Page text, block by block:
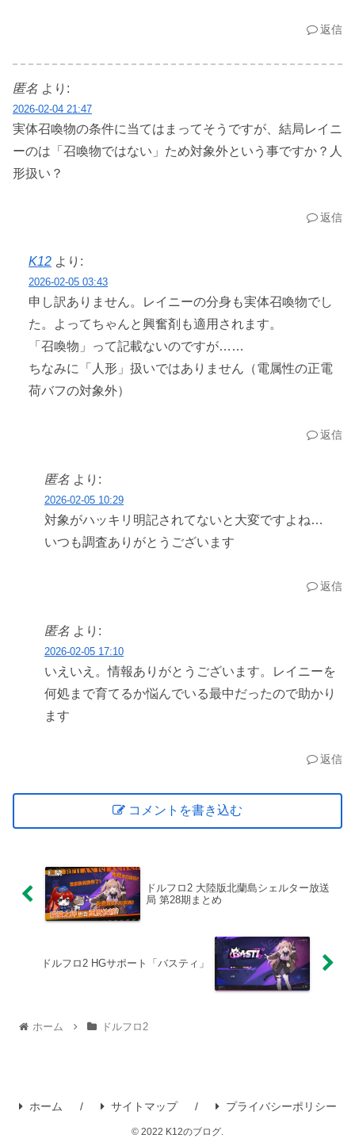
返信
匿名 より:
2026-02-04 21:47
実体召喚物の条件に当てはまってそうですが、結局レイニ
ーのは「召喚物ではない」ため対象外という事ですか？人
形扱い？
返信
K12 より:
2026-02-05 03:43
申し訳ありません。レイニーの分身も実体召喚物でし
た。よってちゃんと興奮剤も適用されます。
「召喚物」って記載ないのですが……
ちなみに「人形」扱いではありません（電属性の正電
荷バフの対象外）
返信
匿名 より:
2026-02-05 10:29
対象がハッキリ明記されてないと大変ですよね…
いつも調査ありがとうございます
返信
匿名 より:
2026-02-05 17:10
いえいえ。情報ありがとうございます。レイニーを
何処まで育てるか悩んでいる最中だったので助かり
ます
返信
コメントを書き込む
ドルフロ2 大陸版北蘭島シェルター放送
局 第28期まとめ
ドルフロ2 HGサポート「バスティ」
ホーム ドルフロ2
ホーム サイトマップ プライバシーポリシー
© 2022 K12のブログ.